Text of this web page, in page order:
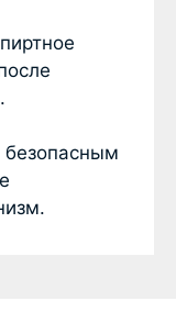
безопасным